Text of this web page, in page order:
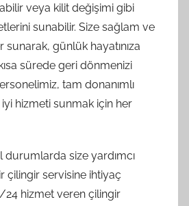
veya kilit değişimi gibi
sunabilir. Size sağlam ve
günlük hayatınıza
sürede geri dönmenizi
tam donanımlı
hizmeti sunmak için her
durumlarda size yardımcı
çilingir servisine ihtiyaç
hizmet veren çilingir